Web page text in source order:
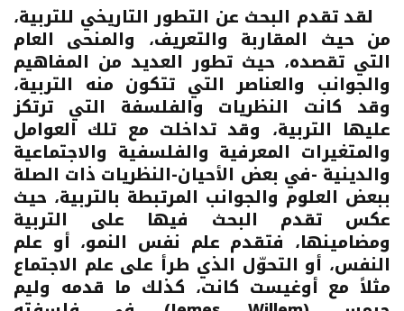
لقد تقدم البحث عن التطور التاريخي للتربية،
من حيث المقاربة والتعريف، والمنحى العام
التي تقصده، حيث تطور العديد من المفاهيم
والجوانب والعناصر التي تتكون منه التربية،
وقد كانت النظريات والفلسفة التي ترتكز
عليها التربية، وقد تداخلت مع تلك العوامل
والمتغيرات المعرفية والفلسفية والاجتماعية
والدينية -في بعض الأحيان-النظريات ذات الصلة
ببعض العلوم والجوانب المرتبطة بالتربية، حيث
عكس تقدم البحث فيها على التربية
ومضامينها، فتقدم علم نفس النمو، أو علم
النفس، أو التحوّل الذي طرأ على علم الاجتماع
مثلاً مع أوغيست كانت، كذلك ما قدمه وليم